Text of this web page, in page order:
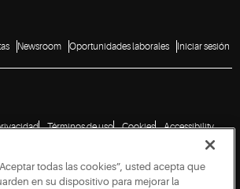
Newsroom Oportunidades laborales Iniciar sesión
Términos de uso Cookies
Accessibility
todas las cookies”, usted acepta que
en su dispositivo para mejorar la